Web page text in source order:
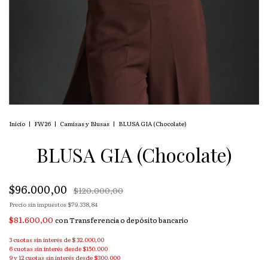
Inicio | FW26 | Camisas y Blusas | BLUSA GIA (Chocolate)
BLUSA GIA (Chocolate)
$96.000,00 $120.000,00
Precio sin impuestos$79.338,84
$81.600,00 conTransferencia o depósito bancario
3 cuotas sin interés de$ 32.000,00